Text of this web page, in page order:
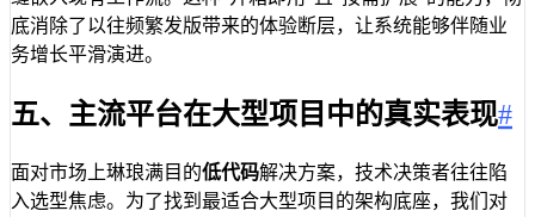
底消除了以往频繁发版带来的体验断层，让系统能够伴随业
务增长平滑演进。
五、主流平台在大型项目中的真实表现#
面对市场上琳琅满目的低代码解决方案，技术决策者往往陷
入选型焦虑。为了找到最适合大型项目的架构底座，我们对